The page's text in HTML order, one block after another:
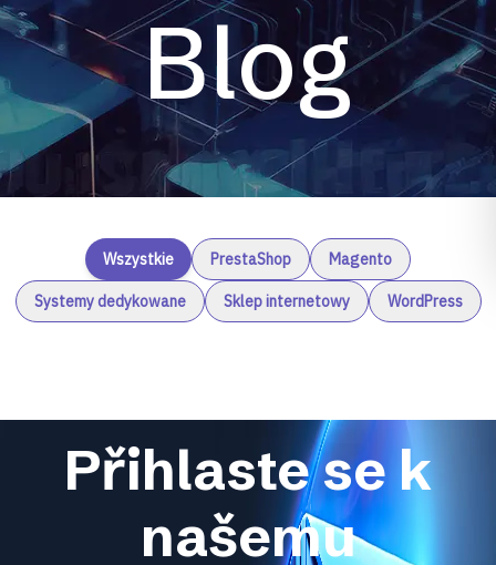
Blog
Wszystkie PrestaShop Magento
Systemy dedykowane Sklep internetowy WordPress
Přihlaste se k
našemu